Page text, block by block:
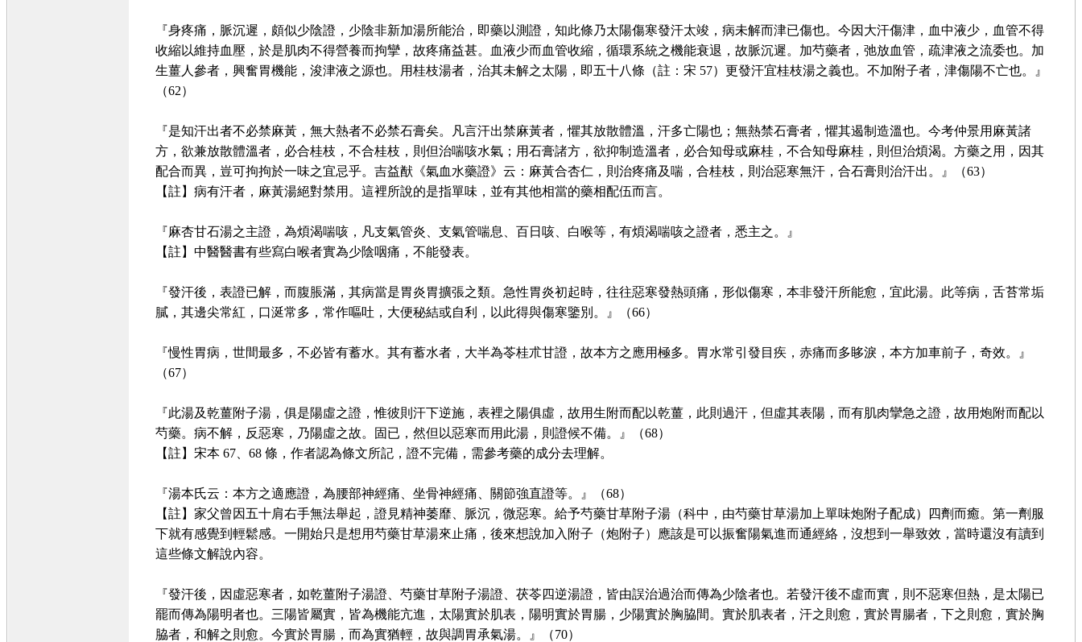
『身疼痛，脈沉遲，頗似少陰證，少陰非新加湯所能治，即藥以測證，知此條乃太陽傷寒發汗太竣，病未解而津已傷也。今因大汗傷津，血中液少，血管不得
收縮以維持血壓，於是肌肉不得營養而拘攣，故疼痛益甚。血液少而血管收縮，循環系統之機能衰退，故脈沉遲。加芍藥者，弛放血管，疏津液之流委也。加
生薑人參者，興奮胃機能，浚津液之源也。用桂枝湯者，治其未解之太陽，即五十八條（註：宋 57）更發汗宜桂枝湯之義也。不加附子者，津傷陽不亡也。』
（62）
『是知汗出者不必禁麻黃，無大熱者不必禁石膏矣。凡言汗出禁麻黃者，懼其放散體溫，汗多亡陽也；無熱禁石膏者，懼其遏制造溫也。今考仲景用麻黃諸
方，欲兼放散體溫者，必合桂枝，不合桂枝，則但治喘咳水氣；用石膏諸方，欲抑制造溫者，必合知母或麻桂，不合知母麻桂，則但治煩渴。方藥之用，因其
配合而異，豈可拘拘於一味之宜忌乎。吉益猷《氣血水藥證》云：麻黃合杏仁，則治疼痛及喘，合桂枝，則治惡寒無汗，合石膏則治汗出。』（63）
【註】病有汗者，麻黃湯絕對禁用。這裡所說的是指單味，並有其他相當的藥相配伍而言。
『麻杏甘石湯之主證，為煩渴喘咳，凡支氣管炎、支氣管喘息、百日咳、白喉等，有煩渴喘咳之證者，悉主之。』
【註】中醫醫書有些寫白喉者實為少陰咽痛，不能發表。
『發汗後，表證已解，而腹脹滿，其病當是胃炎胃擴張之類。急性胃炎初起時，往往惡寒發熱頭痛，形似傷寒，本非發汗所能愈，宜此湯。此等病，舌苔常垢
膩，其邊尖常紅，口涎常多，常作嘔吐，大便秘結或自利，以此得與傷寒鑒別。』（66）
『慢性胃病，世間最多，不必皆有蓄水。其有蓄水者，大半為苓桂朮甘證，故本方之應用極多。胃水常引發目疾，赤痛而多眵淚，本方加車前子，奇效。』
（67）
『此湯及乾薑附子湯，俱是陽虛之證，惟彼則汗下逆施，表裡之陽俱虛，故用生附而配以乾薑，此則過汗，但虛其表陽，而有肌肉攣急之證，故用炮附而配以
芍藥。病不解，反惡寒，乃陽虛之故。固已，然但以惡寒而用此湯，則證候不備。』（68）
【註】宋本 67、68 條，作者認為條文所記，證不完備，需參考藥的成分去理解。
『湯本氏云：本方之適應證，為腰部神經痛、坐骨神經痛、關節強直證等。』（68）
【註】家父曾因五十肩右手無法舉起，證見精神萎靡、脈沉，微惡寒。給予芍藥甘草附子湯（科中，由芍藥甘草湯加上單味炮附子配成）四劑而癒。第一劑服
下就有感覺到輕鬆感。一開始只是想用芍藥甘草湯來止痛，後來想說加入附子（炮附子）應該是可以振奮陽氣進而通經絡，沒想到一舉致效，當時還沒有讀到
這些條文解說內容。
『發汗後，因虛惡寒者，如乾薑附子湯證、芍藥甘草附子湯證、茯苓四逆湯證，皆由誤治過治而傳為少陰者也。若發汗後不虛而實，則不惡寒但熱，是太陽已
罷而傳為陽明者也。三陽皆屬實，皆為機能亢進，太陽實於肌表，陽明實於胃腸，少陽實於胸脇間。實於肌表者，汗之則愈，實於胃腸者，下之則愈，實於胸
脇者，和解之則愈。今實於胃腸，而為實猶輕，故與調胃承氣湯。』（70）